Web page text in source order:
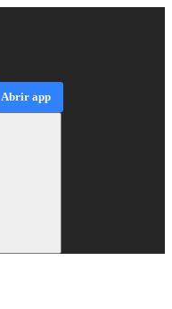
Abrir app